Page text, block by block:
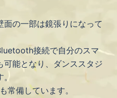
の一部は鏡張りになって
接続で自分のスマ
能となり、ダンススタジ
。
常備しています。